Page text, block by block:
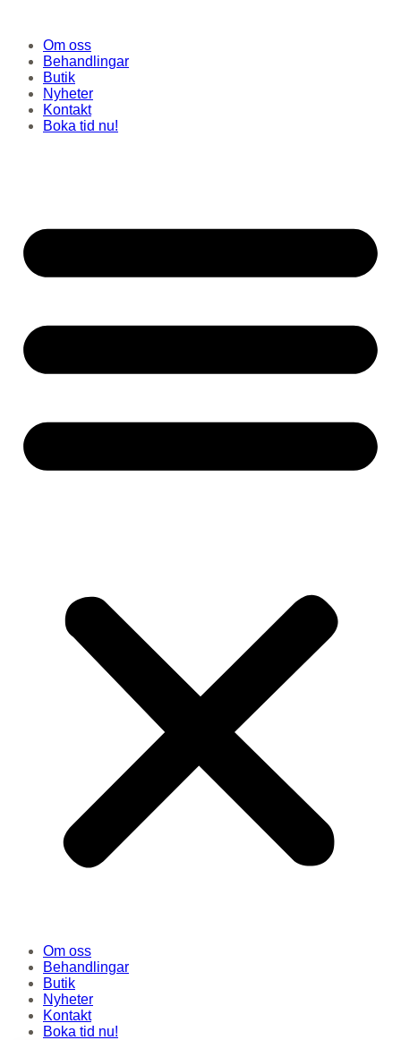
innehållOm oss
Behandlingar
Butik
Nyheter
Kontakt
Boka tid nu!
Om oss
Behandlingar
Butik
Nyheter
Kontakt
Boka tid nu!